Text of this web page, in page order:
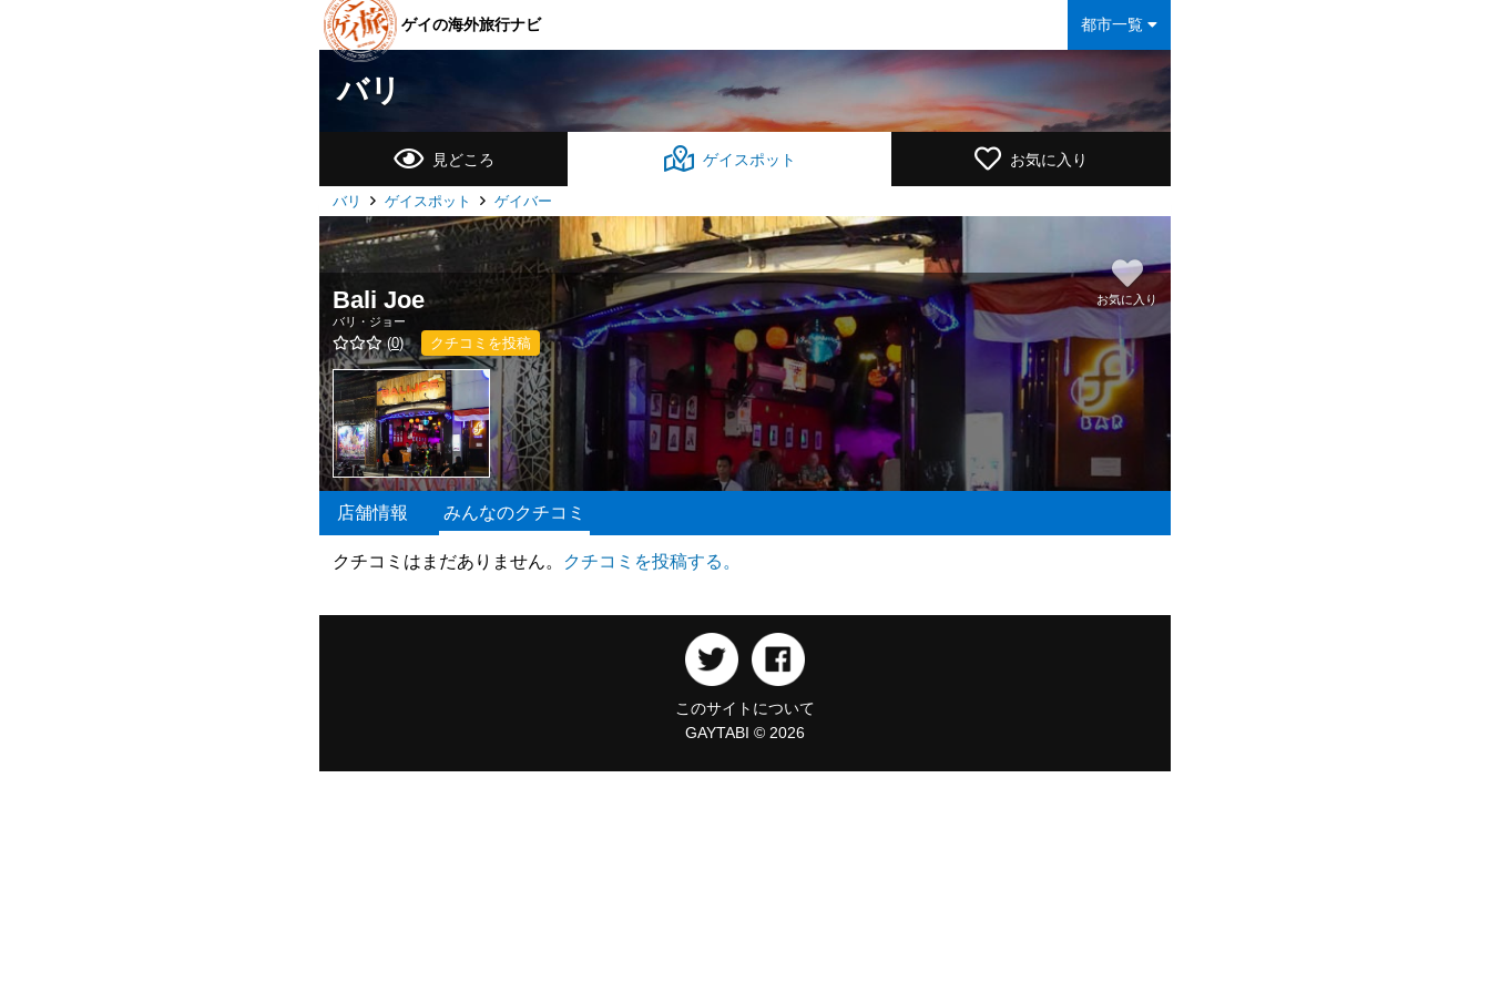
都市一覧
ゲイの海外旅行ナビ
バリ
見どころ ゲイスポット お気に入り
バリ ゲイスポット ゲイバー
Bali Joe
バリ・ジョー
(0) クチコミを投稿
お気に入り
店舗情報 みんなのクチコミ
クチコミはまだありません。 クチコミを投稿する。
このサイトについて
GAYTABI © 2026